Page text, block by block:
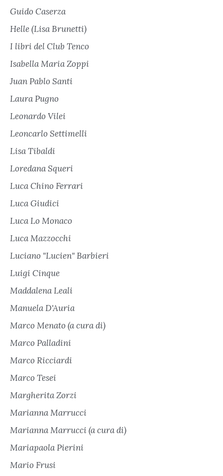
Guido Caserza
Helle (Lisa Brunetti)
I libri del Club Tenco
Isabella Maria Zoppi
Juan Pablo Santi
Laura Pugno
Leonardo Vilei
Leoncarlo Settimelli
Lisa Tibaldi
Loredana Squeri
Luca Chino Ferrari
Luca Giudici
Luca Lo Monaco
Luca Mazzocchi
Luciano "Lucien" Barbieri
Luigi Cinque
Maddalena Leali
Manuela D'Auria
Marco Menato (a cura di)
Marco Palladini
Marco Ricciardi
Marco Tesei
Margherita Zorzi
Marianna Marrucci
Marianna Marrucci (a cura di)
Mariapaola Pierini
Mario Frusi